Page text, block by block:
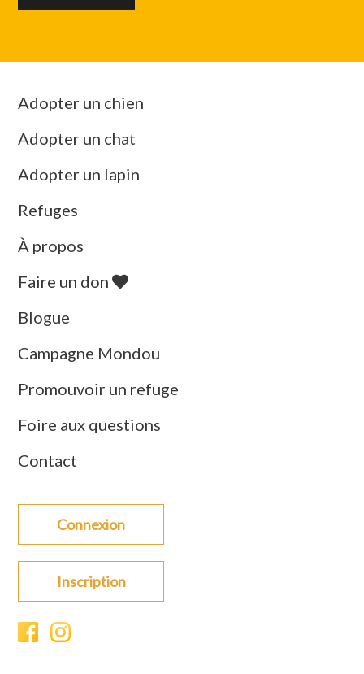
Adopter un chien
Adopter un chat
Adopter un lapin
Refuges
À propos
Faire un don
Blogue
Campagne Mondou
Promouvoir un refuge
Foire aux questions
Contact
Connexion
Inscription